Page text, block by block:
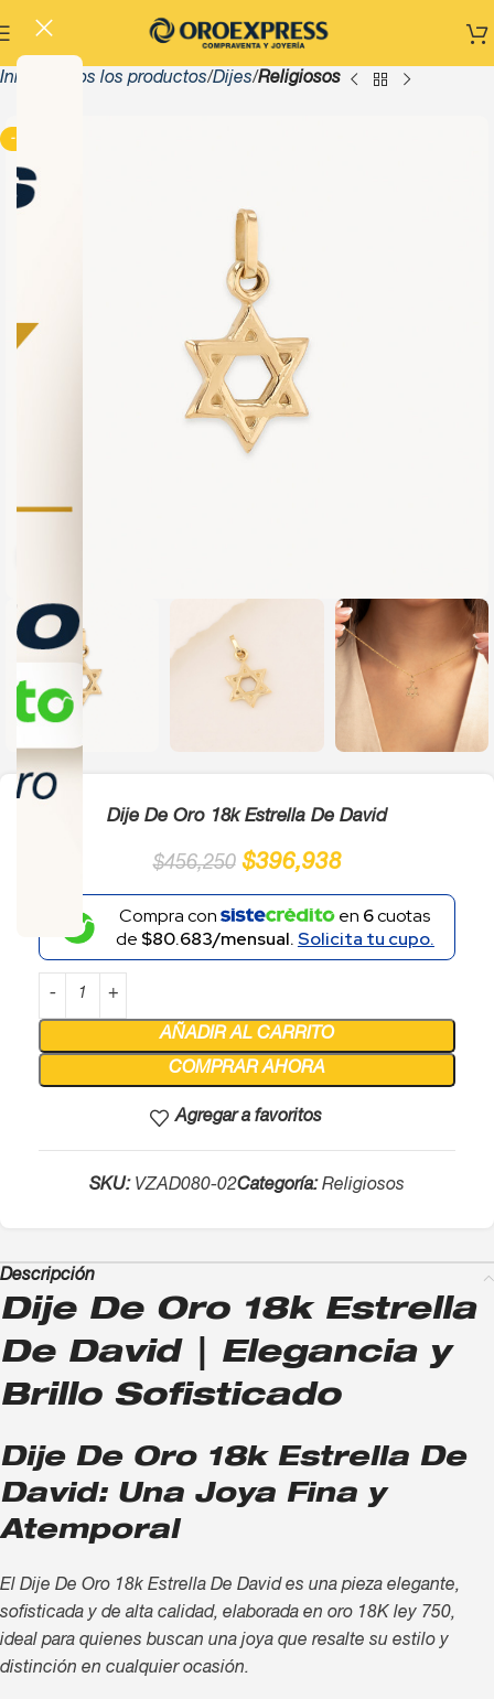
Inicio Todos los productos Dijes Religiosos
-13%
Dije De Oro 18k Estrella De David
$456,250 $396,938
Compra con en 6cuotas
de $80.683/mensual.Solicita tu cupo.
AÑADIR AL CARRITO
COMPRAR AHORA
Agregar a favoritos
SKU: VZAD080-02Categoría: Religiosos
Descripción
Dije De Oro 18k Estrella
De David | Elegancia y
Brillo Sofisticado
Dije De Oro 18k Estrella De
David: Una Joya Fina y
Atemporal
El Dije De Oro 18k Estrella De David es una pieza elegante,
sofisticada y de alta calidad, elaborada en oro 18K ley 750,
ideal para quienes buscan una joya que resalte su estilo y
distinción en cualquier ocasión.